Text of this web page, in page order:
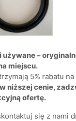
–
miejscu.
5% rabatu
niższej cenie,
ofertę.
się z nami